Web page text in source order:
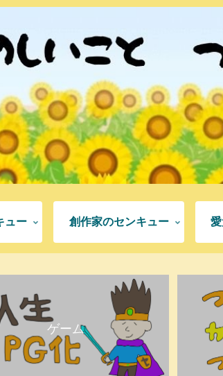
ュー 創作家のセンキュー
ゲーム